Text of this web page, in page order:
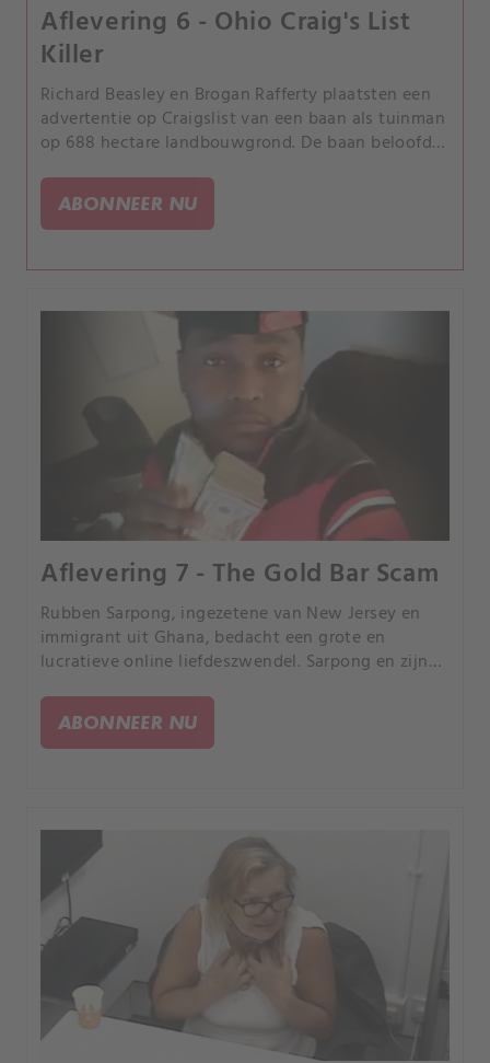
Aflevering 6 - Ohio Craig's List
Killer
Richard Beasley en Brogan Rafferty plaatsten een
advertentie op Craigslist van een baan als tuinman
op 688 hectare landbouwgrond. De baan beloofde
een rustige bosrijke omgeving.
ABONNEER NU
Aflevering 7 - The Gold Bar Scam
Rubben Sarpong, ingezetene van New Jersey en
immigrant uit Ghana, bedacht een grote en
lucratieve online liefdeszwendel. Sarpong en zijn
misbruikten wel 88 vrouwen in een complexe
online zwendel.
ABONNEER NU